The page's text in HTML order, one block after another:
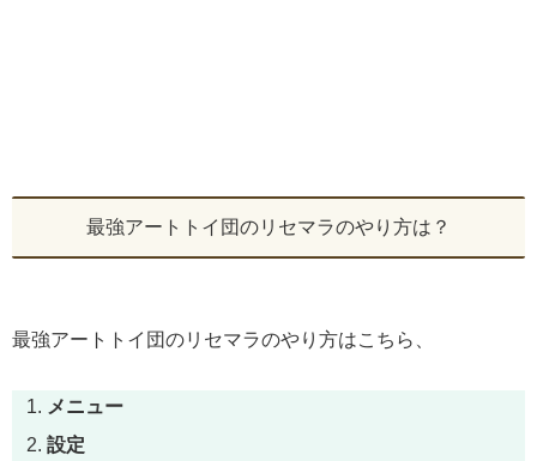
最強アートトイ団のリセマラのやり方は？
最強アートトイ団のリセマラのやり方はこちら、
メニュー
設定